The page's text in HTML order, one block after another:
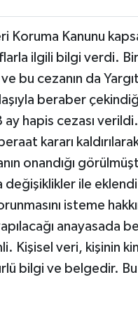
Kanunu
ilgili bilgi verdi.
ve bu cezanın da
beraber
hapis cezası
kararı
onandığı
değişiklikler ile
isteme
anayasada
Kişisel veri, kişinin
bilgi ve belgedir. Bu